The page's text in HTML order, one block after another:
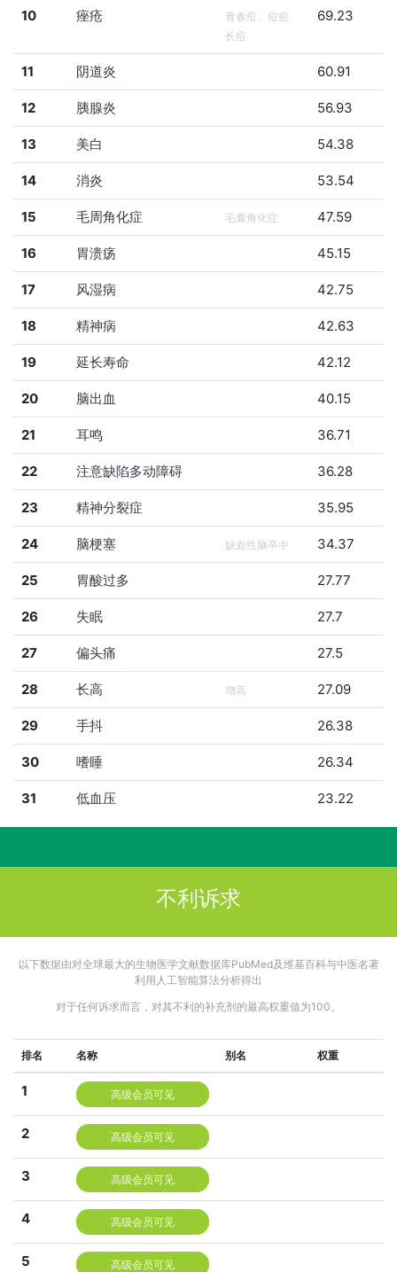
10 痤疮
青春痘、痘痘、
长痘
69.23
11 阴道炎 60.91
12 胰腺炎 56.93
13 美白 54.38
14 消炎 53.54
15 毛周角化症 毛囊角化症 47.59
16 胃溃疡 45.15
17 风湿病 42.75
18 精神病 42.63
19 延长寿命 42.12
20 脑出血 40.15
21 耳鸣 36.71
22 注意缺陷多动障碍 36.28
23 精神分裂症 35.95
24 脑梗塞 缺血性脑卒中 34.37
25 胃酸过多 27.77
26 失眠 27.7
27 偏头痛 27.5
28 长高 增高 27.09
29 手抖 26.38
30 嗜睡 26.34
31 低血压 23.22
不利诉求
以下数据由对全球最大的生物医学文献数据库PubMed及维基百科与中医名著
利用人工智能算法分析得出
对于任何诉求而言，对其不利的补充剂的最高权重值为100。
排名 名称 别名 权重
1 高级会员可见
2 高级会员可见
3 高级会员可见
4 高级会员可见
5 高级会员可见